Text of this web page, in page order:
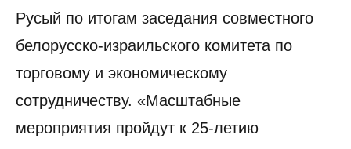
Русый по итогам заседания совместного
белорусско-израильского комитета по
торговому и экономическому
сотрудничеству. «Масштабные
мероприятия пройдут к 25-летию